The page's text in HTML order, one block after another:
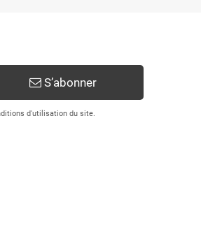
S’abonner
d'utilisation du site.